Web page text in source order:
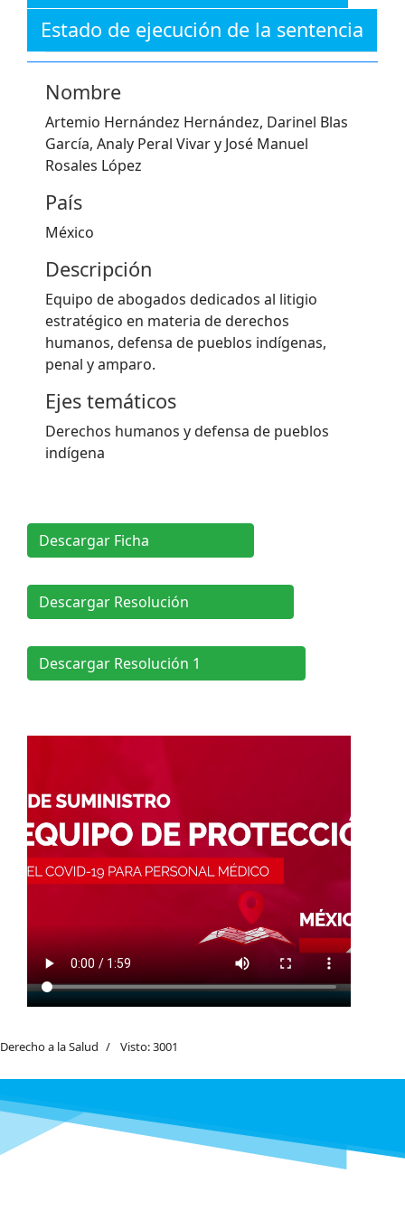
Estado de ejecución de la sentencia
Nombre
Artemio Hernández Hernández, Darinel Blas
García, Analy Peral Vivar y José Manuel
Rosales López
País
México
Descripción
Equipo de abogados dedicados al litigio
estratégico en materia de derechos
humanos, defensa de pueblos indígenas,
penal y amparo.
Ejes temáticos
Derechos humanos y defensa de pueblos
indígena
Descargar Ficha
Descargar Resolución
Descargar Resolución 1
Derecho a la Salud Visto: 3001